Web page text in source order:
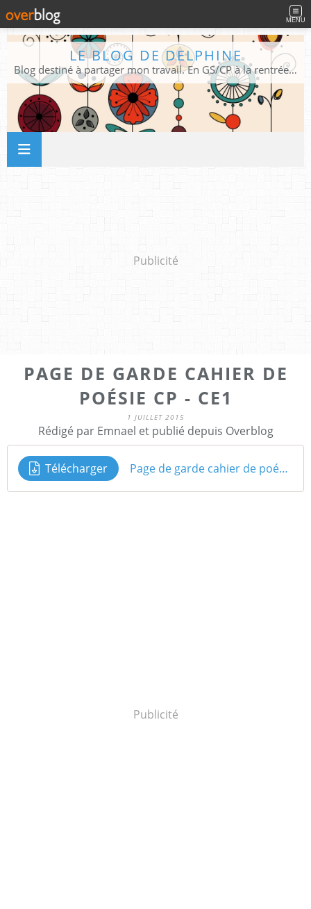
MENU
LE BLOG DE DELPHINE
Blog destiné à partager mon travail. En GS/CP à la rentrée 2026/2027 !
Publicité
PAGE DE GARDE CAHIER DE
POÉSIE CP - CE1
1 JUILLET 2015
Rédigé par Emnael et publié depuis Overblog
Télécharger Page de garde cahier de poésie CP 2015-2016
Publicité